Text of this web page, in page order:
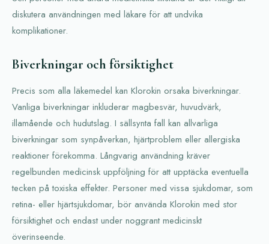
diskutera användningen med läkare för att undvika
komplikationer.
Biverkningar och försiktighet
Precis som alla läkemedel kan Klorokin orsaka biverkningar.
Vanliga biverkningar inkluderar magbesvär, huvudvärk,
illamående och hudutslag. I sällsynta fall kan allvarliga
biverkningar som synpåverkan, hjärtproblem eller allergiska
reaktioner förekomma. Långvarig användning kräver
regelbunden medicinsk uppföljning för att upptäcka eventuella
tecken på toxiska effekter. Personer med vissa sjukdomar, som
retina- eller hjärtsjukdomar, bör använda Klorokin med stor
försiktighet och endast under noggrant medicinskt
överinseende.